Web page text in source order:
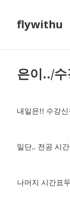
flywithu
은이../
내일은!! 수강
일단.. 전공 시
나머지 시간표